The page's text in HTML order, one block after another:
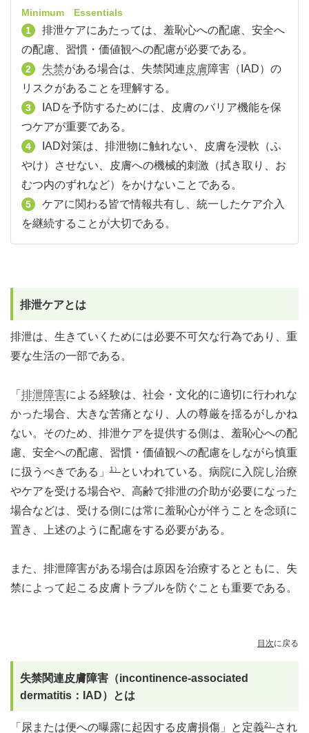
Minimum Essentials
1
排泄ケアにあたっては、羞恥心への配慮、安全へ
の配慮、習慣・価値観への配慮が必要である。
2 失禁がある場合は、失禁関連皮膚障害（IAD）の
リスクがあることを理解する。
3
IADを予防するためには、皮膚のバリア機能を保
つケアが重要である。
4
IAD対策は、排泄物に触れない、皮膚を浸軟（ふ
やけ）させない、皮膚への機械的刺激（拭き取り、お
むつ内のずれなど）をかけないことである。
5
ケアに関わる皆で情報共有し、統一したケア介入
を継続することが大切である。
排泄ケアとは
排泄は、生きていくためには必要不可欠な行為であり、重
要な生活の一部である。
「 排泄障害による経験は、社会・文化的に適切に行われな
かった場合、大きな苦痛となり、人の尊厳を揺るがしかね
ない。そのため、排泄ケアを提供する側は、羞恥心への配
慮、安全への配慮、習慣・価値観への配慮をしながら慎重
に扱うべきである」
1）
といわれている。病院に入院し治療
やケアを受ける場合や、高齢で排泄の介助が必要になった
場合などは、受ける側には常に羞恥心が伴うことを念頭に
置き、上述のように配慮をする必要がある。
また、排泄障害がある場合は原因を治療するとともに、失
禁によって起こる皮膚トラブルを防ぐことも重要である。
目次に戻る
失禁関連皮膚障害（incontinence-associated
dermatitis：IAD）とは
「尿または便への曝露に起因する皮膚損傷」と定義2）
され